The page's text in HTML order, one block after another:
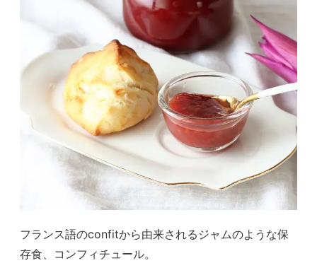
フランス語のconfitから由来されるジャムのような保
存食、コンフィチュール。